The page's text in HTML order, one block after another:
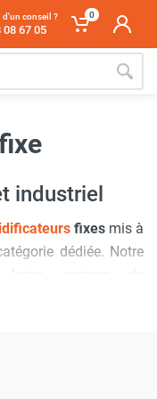
d'un conseil ?
08 67 05
0
industriel
fixes mis à
dédiée. Notre